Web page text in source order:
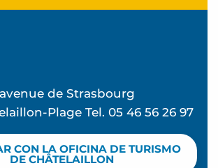
de Strasbourg
Plage Tel. 05 46 56 26 97
CON LA OFICINA DE TURISMO
DE CHÂTELAILLON